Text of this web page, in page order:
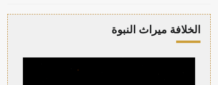
الخلافة ميراث النبوة